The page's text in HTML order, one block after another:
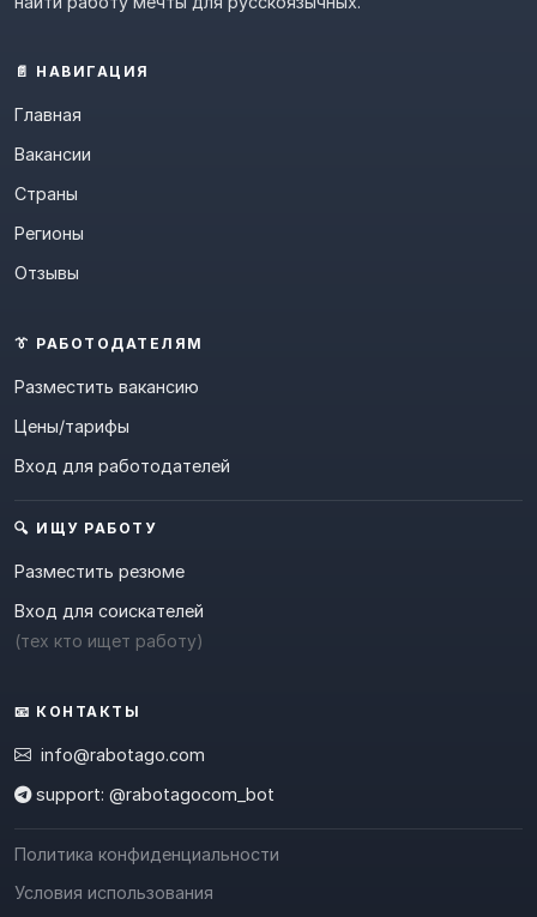
📄 НАВИГАЦИЯ
Главная
Вакансии
Страны
Регионы
Отзывы
👔 РАБОТОДАТЕЛЯМ
Разместить вакансию
Цены/тарифы
Вход для работодателей
🔍 ИЩУ РАБОТУ
Разместить резюме
Вход для соискателей
(тех кто ищет работу)
📧 КОНТАКТЫ
info@rabotago.com
support: @rabotagocom_bot
Политика конфиденциальности
Условия использования